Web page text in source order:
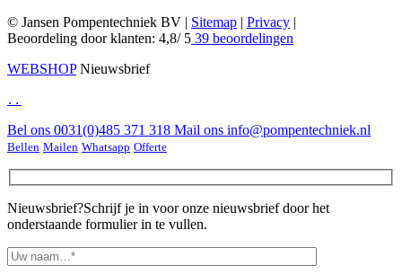
© Jansen Pompentechniek BV | Sitemap | Privacy |
Beoordeling door klanten: 4,8/5 39 beoordelingen
WEBSHOP Nieuwsbrief
. .
Bel ons 0031(0)485 371 318 Mail ons info@pompentechniek.nl
Bellen Mailen Whatsapp Offerte
Nieuwsbrief?Schrijf je in voor onze nieuwsbrief door het
onderstaande formulier in te vullen.